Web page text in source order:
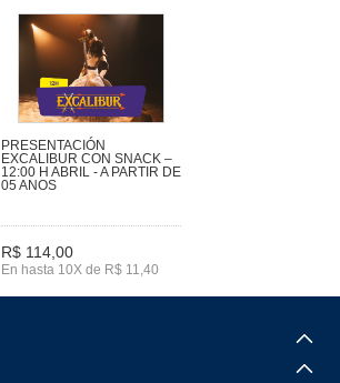
PRESENTACIÓN
EXCALIBUR CON SNACK –
12:00 H ABRIL - A PARTIR DE
05 ANOS
R$ 114,00
En hasta 10X de R$ 11,40